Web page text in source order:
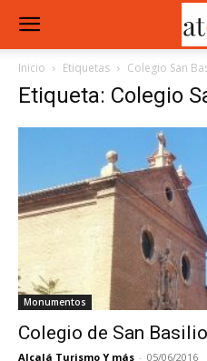
Inicio Etiquetas Colegio San
Etiqueta: Colegio
Monumentos
Colegio de San
Alcalá Turismo Y más - 05/06/2016